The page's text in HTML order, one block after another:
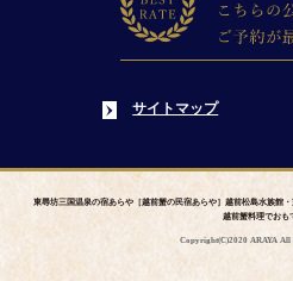
サイトマップ
東尋坊三国温泉の宿あらや［越前蟹の民宿あらや］越前松島水族館
越前蟹料理でおも
Copyright(C)2020 ARAYA All